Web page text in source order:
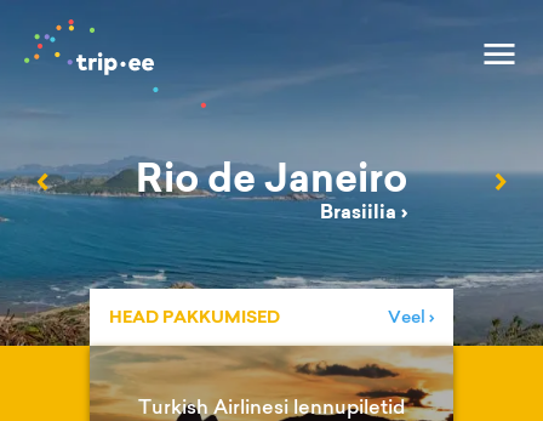
‹ Rio de Janeiro
Brasiilia ›
›
HEAD PAKKUMISED Veel ›
Turkish Airlinesi lennupiletid